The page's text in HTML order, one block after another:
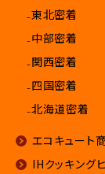
₋東北密着
₋中部密着
₋関西密着
₋四国密着
₋北海道密着
エコキュート
IHクッキング